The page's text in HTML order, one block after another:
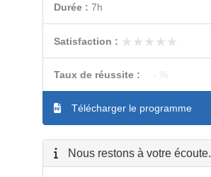
Durée : 7h
Satisfaction : ★★★★★
★★★★★
Taux de réussite : - %
Télécharger le programme
Nous restons à votre écoute.